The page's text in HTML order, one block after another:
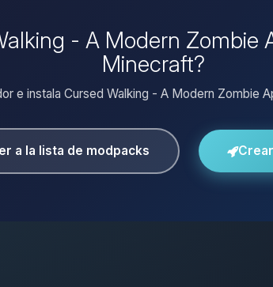
- A Modern Zombie
Minecraft?
e instala Cursed Walking - A Modern Zombie
a la lista de modpacks